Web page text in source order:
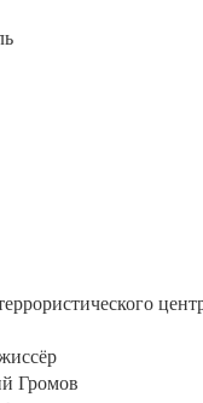
Громов